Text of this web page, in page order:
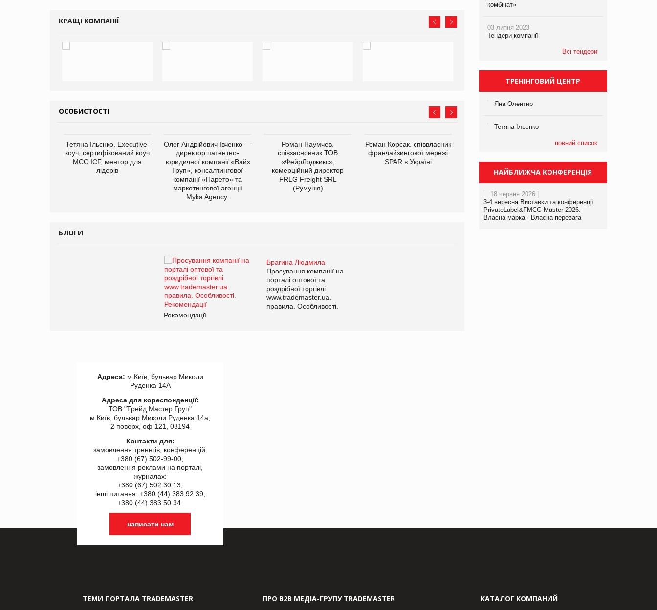
КРАЩІ КОМПАНІЇ
ОСОБИСТОСТІ
Тетяна Ільєнко, Executive-
коуч, сертифікований коуч
МСС ICF, ментор для
лідерів
Олег Андрійович Івченко —
директор патентно-
юридичної компанії «Вайз
Груп», консалтингової
компанії «Парето» та
маркетингової агенції
Myka Agency.
Роман Наумчев,
співзасновник ТОВ
«ФейрЛоджикс»,
комерційний директор
FRLG Freight SRL
(Румунія)
Роман Корсак, співвласник
франчайзингової мережі
SPAR в Україні
департаменту з
виробництва
Яна Сараніна, директор
БЛОГИ
Брагина Людмила
Просування компанії на
порталі оптової та
роздрібної торгівлі
www.trademaster.ua.
правила. Особливості.
Рекомендації
комбінат»
03 липня 2023
Тендери компанії
Всі тендери
ТРЕНІНГОВИЙ ЦЕНТР
Яна Олентир
Тетяна Ільєнко
повний список
НАЙБЛИЖЧА КОНФЕРЕНЦІЯ
18 червня 2026 |
3-4 вересня Виставки та конференції
PrivateLabel&FMCG Master-2026:
Власна марка - Власна перевага
Адреса: м.Київ, бульвар Миколи
Руденка 14А
Адреса для кореспонденції:
ТОВ "Tрейд Мастер Груп"
м.Київ, бульвар Миколи Руденка 14а,
2 поверх, оф 121, 03194
Контакти для:
замовлення треннгів, конференцій:
+380 (67) 502-99-00,
замовлення реклами на порталі,
журналах:
+380 (67) 502 30 13,
інші питання: +380 (44) 383 92 39,
+380 (44) 383 50 34.
написати нам
ТЕМИ ПОРТАЛА TRADEMASTER ПРО В2В МЕДІА-ГРУПУ TRADEMASTER КАТАЛОГ КОМПАНИЙ